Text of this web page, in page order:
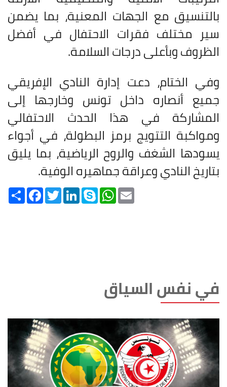
بالتنسيق مع الجهات المعنية، بما يضمن
سير مختلف فقرات الاحتفال في أفضل
الظروف وبأعلى درجات السلامة.
وفي الختام، دعت إدارة النادي الإفريقي
جميع أنصاره داخل تونس وخارجها إلى
المشاركة في هذا الحدث الاحتفالي
ومواكبة التتويج برمز البطولة، في أجواء
يسودها الشغف والروح الرياضية، بما يليق
بتاريخ النادي وعراقة جماهيره الوفية.
Share FacebookTwitterLinkedInSkype WhatsApp
في نفس السياق